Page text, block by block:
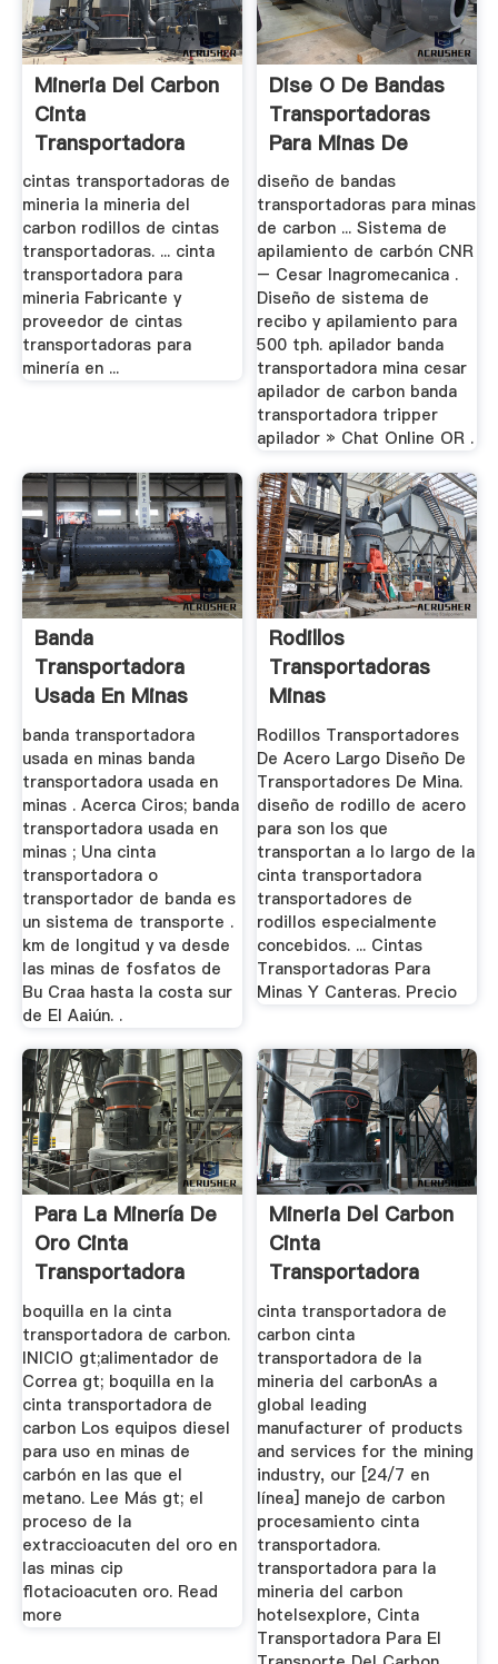
Mineria Del Carbon
Cinta
Transportadora
cintas transportadoras de
mineria la mineria del
carbon rodillos de cintas
transportadoras. ... cinta
transportadora para
mineria Fabricante y
proveedor de cintas
transportadoras para
minería en ...
Dise O De Bandas
Transportadoras
Para Minas De
Carbon
diseño de bandas
transportadoras para minas
de carbon ... Sistema de
apilamiento de carbón CNR
– Cesar Inagromecanica .
Diseño de sistema de
recibo y apilamiento para
500 tph. apilador banda
transportadora mina cesar
apilador de carbon banda
transportadora tripper
apilador » Chat Online OR .
Banda
Transportadora
Usada En Minas
banda transportadora
usada en minas banda
transportadora usada en
minas . Acerca Ciros; banda
transportadora usada en
minas ; Una cinta
transportadora o
transportador de banda es
un sistema de transporte .
km de longitud y va desde
las minas de fosfatos de
Bu Craa hasta la costa sur
de El Aaiún. .
Rodillos
Transportadoras
Minas
Rodillos Transportadores
De Acero Largo Diseño De
Transportadores De Mina.
diseño de rodillo de acero
para son los que
transportan a lo largo de la
cinta transportadora
transportadores de
rodillos especialmente
concebidos. ... Cintas
Transportadoras Para
Minas Y Canteras. Precio
Para La Minería De
Oro Cinta
Transportadora
boquilla en la cinta
transportadora de carbon.
INICIO gt;alimentador de
Correa gt; boquilla en la
cinta transportadora de
carbon Los equipos diesel
para uso en minas de
carbón en las que el
metano. Lee Más gt; el
proceso de la
extraccioacuten del oro en
las minas cip
flotacioacuten oro. Read
more
Mineria Del Carbon
Cinta
Transportadora
cinta transportadora de
carbon cinta
transportadora de la
mineria del carbonAs a
global leading
manufacturer of products
and services for the mining
industry, our [24/7 en
línea] manejo de carbon
procesamiento cinta
transportadora.
transportadora para la
mineria del carbon
hotelsexplore, Cinta
Transportadora Para El